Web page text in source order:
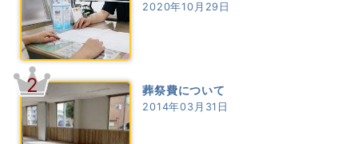
2020年10月29日
2 葬祭費について
2014年03月31日